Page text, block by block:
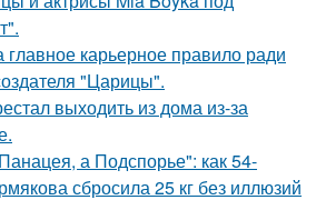
карьерное правило ради
"Царицы".
выходить из дома из-за
а Подспорье": как 54-
сбросила 25 кг без иллюзий